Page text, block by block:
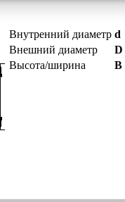
Внутренний диаметр d
Внешний диаметр
D
Высота/ширина
B